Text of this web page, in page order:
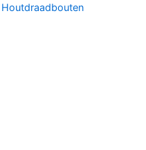
Houtdraadbouten